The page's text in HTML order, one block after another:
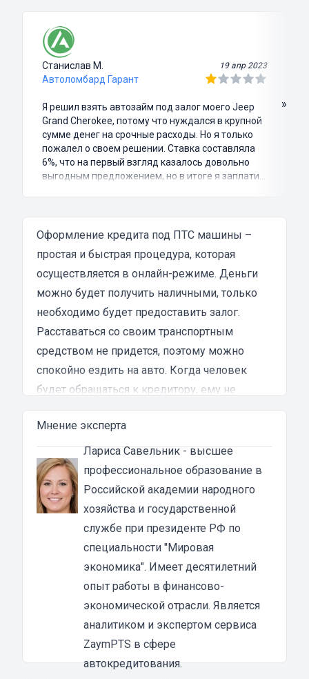
Станислав М. 19 апр 2023
Автоломбард Гарант
Я решил взять автозайм под залог моего Jeep
Grand Cherokee, потому что нуждался в крупной
сумме денег на срочные расходы. Но я только
пожалел о своем решении. Ставка составляла
6%, что на первый взгляд казалось довольно
выгодным предложением, но в итоге я заплатил
затянутым и занял много времени и усилий.
Никакого профессионализма и
Разочарование и раздражение - это все, что я
испытал в результате этого кредита...
»
Оформление кредита под ПТС машины –
простая и быстрая процедура, которая
осуществляется в онлайн-режиме. Деньги
можно будет получить наличными, только
необходимо будет предоставить залог.
Расставаться со своим транспортным
средством не придется, поэтому можно
спокойно ездить на авто. Когда человек
будет обращаться к кредитору, ему не
потребуется подтверждать доход.
Автоломбард не будет интересоваться
кредитной историей клиента. Сотрудникам
компании без разницы, есть ли у человека
задолженности по текущим займам.
Как оформить займ наличными под залог
ПТС авто в Дмитрове
Оформить заявку на займ под ПТС
достаточно просто. Для этого нужно перейти
в заинтересовавшую вас карточку
микрофинансовой компании или лично
приехать в офис. Далее, проводится
экспертиза транспортного средства.
Оценщик будет смотреть пробег, состояние
Мнение эксперта
Лариса Савельник- высшее
профессиональное образование в
Российской академии народного
хозяйства и государственной
службе при президенте РФ по
специальности "Мировая
экономика". Имеет десятилетний
опыт работы в финансово-
экономической отрасли. Является
аналитиком и экспертом сервиса
ZaymPTS в сфере
автокредитования.